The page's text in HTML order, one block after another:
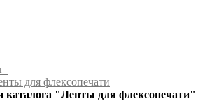
для флексопечати
каталога "Ленты для флексопечати"